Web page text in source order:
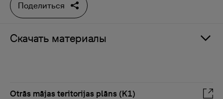
Поделиться
Скачать материалы
Otrās mājas teritorijas plāns (K1)